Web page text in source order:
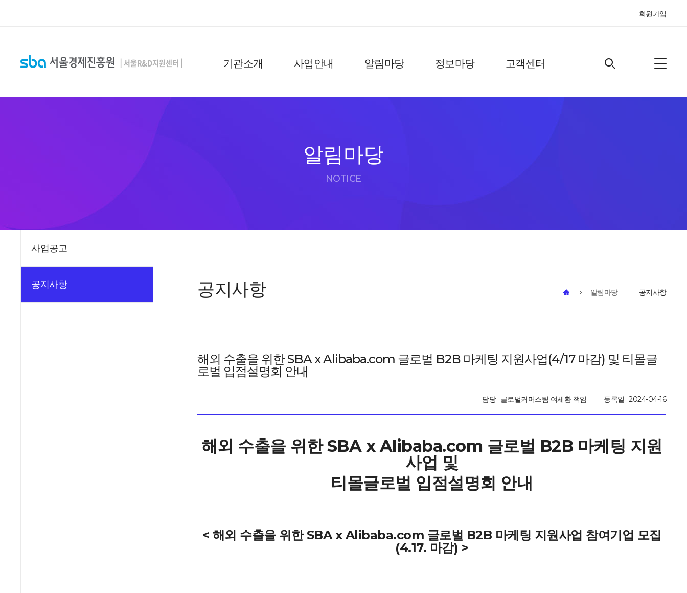
회원가입
기관소개 사업안내 알림마당 정보마당 고객센터
알림마당
NOTICE
사업공고
공지사항 공지사항 알림마당 공지사항
해외 수출을 위한 SBA x Alibaba.com 글로벌 B2B 마케팅 지원사업(4/17 마감) 및 티몰글
로벌 입점설명회 안내
담당 글로벌커머스팀 여세환 책임 등록일 2024-04-16
해외 수출을 위한 SBA x Alibaba.com 글로벌 B2B 마케팅 지원
사업 및
티몰글로벌 입점설명회 안내
< 해외 수출을 위한 SBA x Alibaba.com 글로벌 B2B 마케팅 지원사업 참여기업 모집
(4.17. 마감) >